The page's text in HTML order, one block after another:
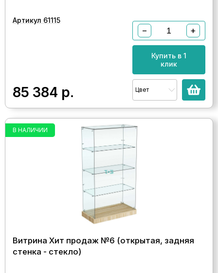
Артикул 61115
85 384 р.
− +
Купить в 1
клик
Цвет
В НАЛИЧИИ
Витрина Хит продаж №6 (открытая, задняя
стенка - стекло)